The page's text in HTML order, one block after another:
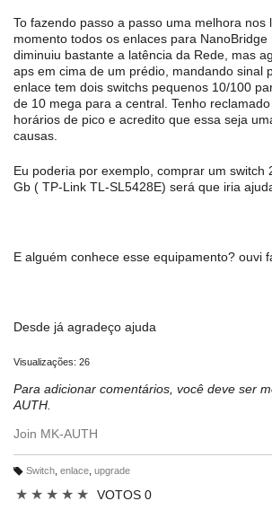
To fazendo passo a passo uma melhora nos
momento todos os enlaces para NanoBridge
diminuiu bastante a latência da Rede, mas
aps em cima de um prédio, mandando sinal
enlace tem dois switchs pequenos 10/100
de 10 mega para a central. Tenho
horários de pico e acredito que essa seja
causas.
Eu poderia por exemplo, comprar um switch
Gb ( TP-Link TL-SL5428E) será que iria
E alguém conhece esse equipamento? ouvi
Desde já agradeço ajuda
Visualizações: 26
Para adicionar comentários, você deve ser
AUTH.
Join MK-AUTH
ar
c
Switch, enlace, upgrade
★ ★ ★ ★ ★ VOTOS 0